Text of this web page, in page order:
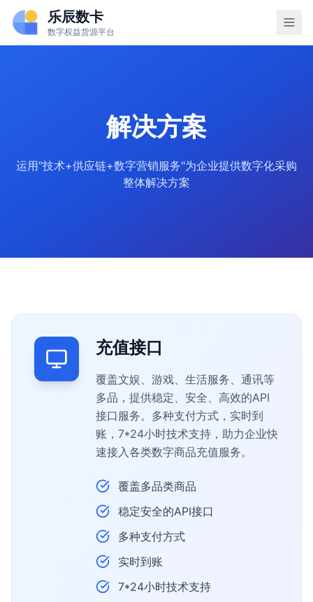
乐辰数卡
数字权益货源平台
解决方案
运用"技术+供应链+数字营销服务"为企业提供数字化采购
整体解决方案
充值接口
覆盖文娱、游戏、生活服务、通讯等
多品，提供稳定、安全、高效的API
接口服务。多种支付方式，实时到
账，7*24小时技术支持，助力企业快
速接入各类数字商品充值服务。
覆盖多品类商品
稳定安全的API接口
多种支付方式
实时到账
7*24小时技术支持